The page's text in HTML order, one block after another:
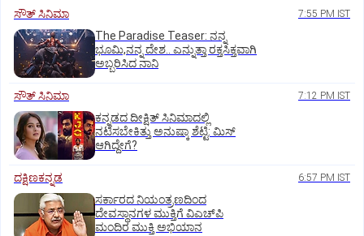
ಸೌತ್‌ ಸಿನಿಮಾ 7:55 PM IST
The Paradise Teaser: ನನ್ನ
ಭೂಮಿ,ನನ್ನ ದೇಶ.. ಎನ್ನುತ್ತಾ ರಕ್ತಸಿಕ್ತವಾಗಿ
ಅಬ್ಬರಿಸಿದ ನಾನಿ
ಸೌತ್‌ ಸಿನಿಮಾ 7:12 PM IST
ಕನ್ನಡದ ದೀಕ್ಷಿತ್‌ ಸಿನಿಮಾದಲ್ಲಿ
ನಟಿಸಬೇಕಿತ್ತು ಅನುಷ್ಕಾ ಶೆಟ್ಟಿ: ಮಿಸ್‌
ಆಗಿದ್ದೇಗೆ?
ದಕ್ಷಿಣಕನ್ನಡ 6:57 PM IST
ಸರ್ಕಾರದ ನಿಯಂತ್ರಣದಿಂದ
ದೇವಸ್ಥಾನಗಳ ಮುಕ್ತಿಗೆ ವಿಎಚ್‌ಪಿ
ಮಂದಿರ ಮುಕ್ತಿ ಅಭಿಯಾನ